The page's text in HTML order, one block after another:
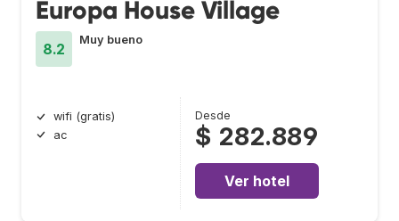
Europa House Village
8.2
Muy bueno
wifi (gratis)
ac
Desde
$ 282.889
Ver hotel